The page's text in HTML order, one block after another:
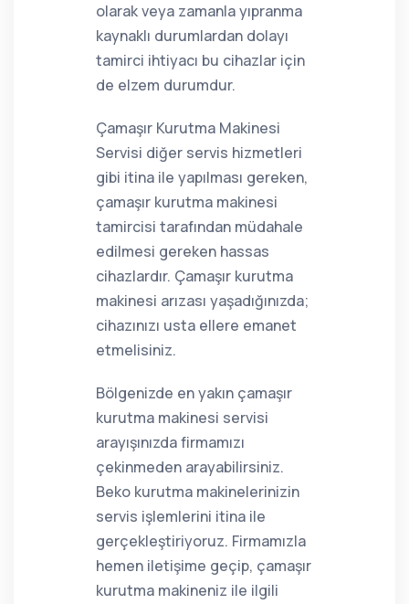
olarak veya zamanla yıpranma
kaynaklı durumlardan dolayı
tamirci ihtiyacı bu cihazlar için
de elzem durumdur.
Çamaşır Kurutma Makinesi
Servisi diğer servis hizmetleri
gibi itina ile yapılması gereken,
çamaşır kurutma makinesi
tamircisi tarafından müdahale
edilmesi gereken hassas
cihazlardır. Çamaşır kurutma
makinesi arızası yaşadığınızda;
cihazınızı usta ellere emanet
etmelisiniz.
Bölgenizde en yakın çamaşır
kurutma makinesi servisi
arayışınızda firmamızı
çekinmeden arayabilirsiniz.
Beko kurutma makinelerinizin
servis işlemlerini itina ile
gerçekleştiriyoruz. Firmamızla
hemen iletişime geçip, çamaşır
kurutma makineniz ile ilgili